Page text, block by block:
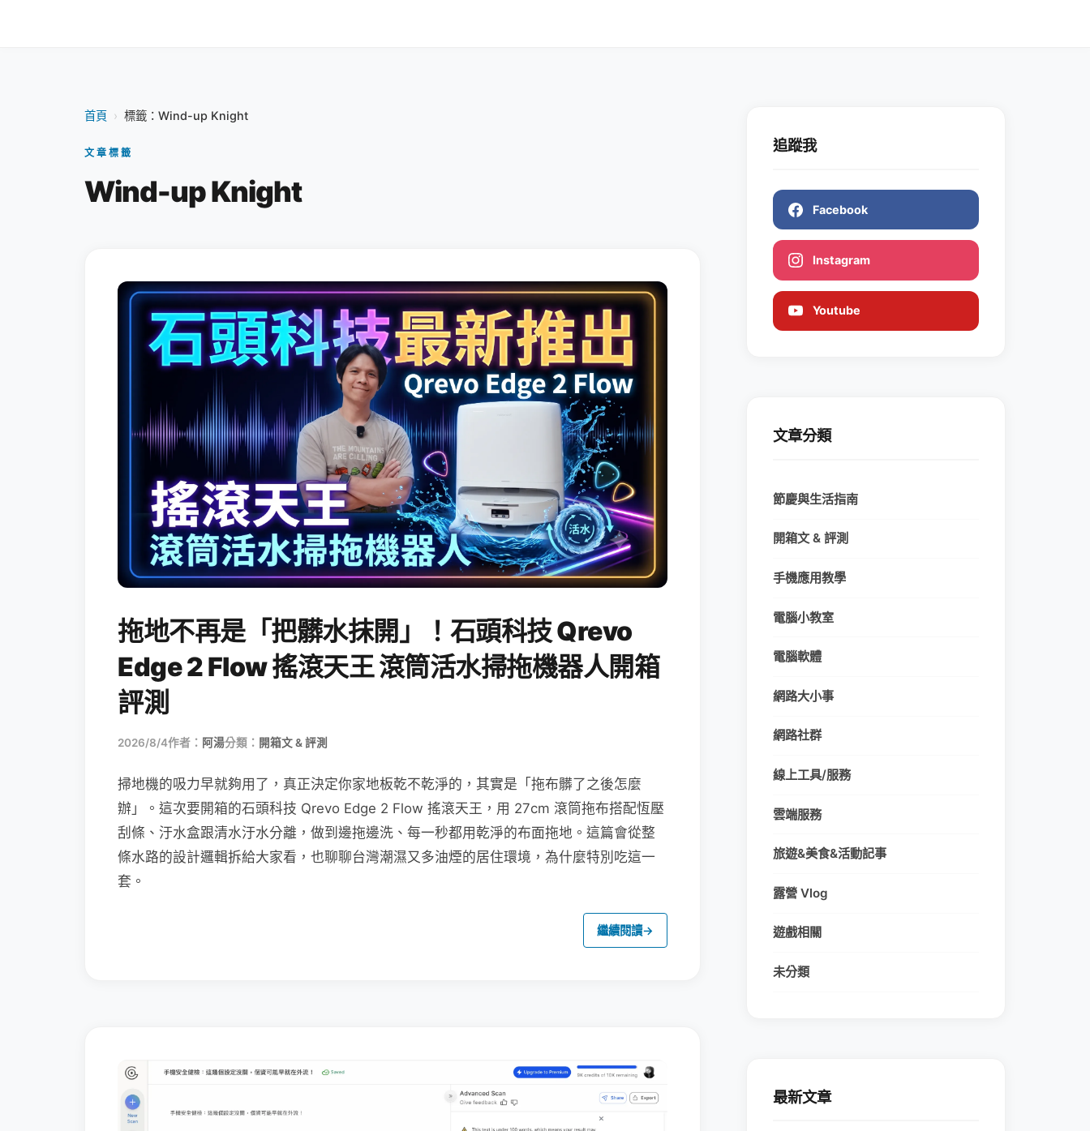
首頁 › 標籤：Wind-up Knight
文章標籤
Wind-up Knight
拖地不再是「把髒水抹開」！石頭科技 Qrevo
Edge 2 Flow 搖滾天王 滾筒活水掃拖機器人開箱
評測
2026/8/4作者： 阿湯分類： 開箱文 & 評測
掃地機的吸力早就夠用了，真正決定你家地板乾不乾淨的，其實是「拖布髒了之後怎麼
辦」。這次要開箱的石頭科技 Qrevo Edge 2 Flow 搖滾天王，用 27cm 滾筒拖布搭配恆壓
刮條、汙水盒跟清水汙水分離，做到邊拖邊洗、每一秒都用乾淨的布面拖地。這篇會從整
條水路的設計邏輯拆給大家看，也聊聊台灣潮濕又多油煙的居住環境，為什麼特別吃這一
套。
繼續閱讀→
追蹤我
Facebook
Instagram
Youtube
文章分類
節慶與生活指南
開箱文 & 評測
手機應用教學
電腦小教室
電腦軟體
網路大小事
網路社群
線上工具/服務
雲端服務
旅遊&美食&活動記事
露營 Vlog
遊戲相關
未分類
最新文章